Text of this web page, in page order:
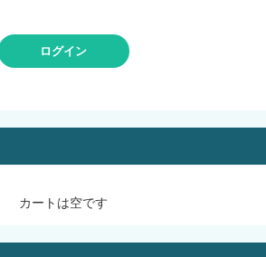
ログイン
カートは空です